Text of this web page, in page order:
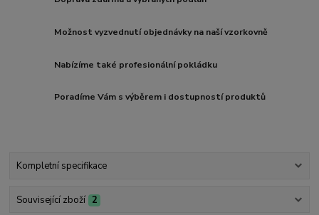
Možnost vyzvednutí objednávky na naší vzorkovně
Nabízíme také profesionální pokládku
Poradíme Vám s výběrem i dostupností produktů
Kompletní specifikace
Související zboží 2